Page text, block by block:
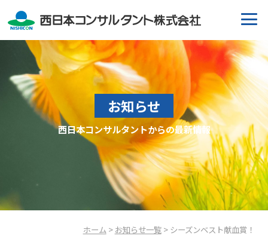
お知らせ
西日本コンサルタントからの最新情報
ホーム> お知らせ一覧> シーズンベスト献血賞！